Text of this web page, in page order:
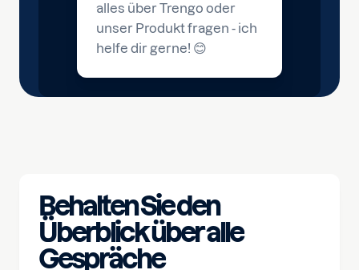
alles über Trengo oder
unser Produkt fragen - ich
helfe dir gerne! 😊
Behalten Sie den
Überblick über alle
Gespräche